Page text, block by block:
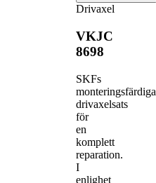
Drivaxel
VKJC
8698
SKFs
monteringsfärdiga
drivaxelsats
för
en
komplett
reparation.
I
enlighet